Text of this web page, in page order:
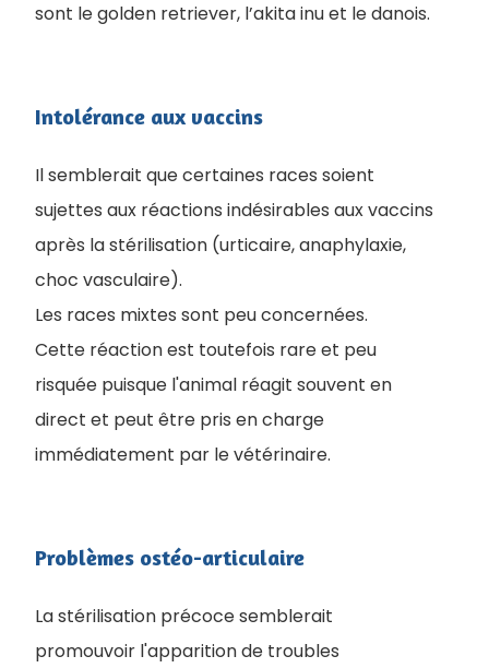
sont le golden retriever, l’akita inu et le danois.
Intolérance aux vaccins
Il semblerait que certaines races soient
sujettes aux réactions indésirables aux vaccins
après la stérilisation (urticaire, anaphylaxie,
choc vasculaire).
Les races mixtes sont peu concernées.
Cette réaction est toutefois rare et peu
risquée puisque l'animal réagit souvent en
direct et peut être pris en charge
immédiatement par le vétérinaire.
Problèmes ostéo-articulaire
La stérilisation précoce semblerait
promouvoir l'apparition de troubles